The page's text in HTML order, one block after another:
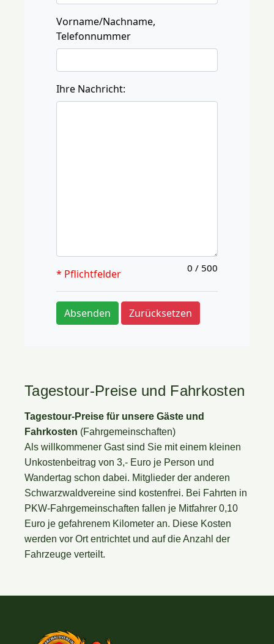
Tagestour-Preise und Fahrkosten
Tagestour-Preise für unsere Gäste und
Fahrkosten (Fahrgemeinschaften)
Als willkommener Gast sind Sie mit einem kleinen
Unkostenbeitrag von 3,- Euro je Person und
Wandertag schon dabei. Mitglieder der anderen
Schwarzwaldvereine sind kostenfrei. Bei Fahrten in
PKW-Fahrgemeinschaften fallen je Mitfahrer 0,10
Euro je gefahrenem Kilometer an. Diese Kosten
werden vor Ort entrichtet und auf die Anzahl der
Fahrzeuge verteilt.